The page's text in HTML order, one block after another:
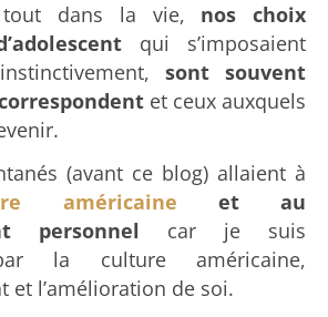
tout dans la vie, nos choix
qui s’imposaient
sont souvent
et ceux auxquels
(avant ce blog) allaient à
américaine et au
personnel car je suis
la culture américaine,
et l’amélioration de soi.